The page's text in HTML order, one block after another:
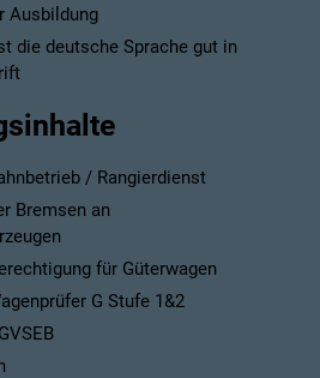
Ausbildung
die deutsche Sprache gut in
/ Rangierdienst
Bremsen an
für Güterwagen
G Stufe 1&2